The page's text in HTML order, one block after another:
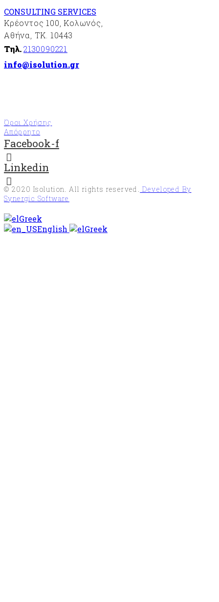
CONSULTING SERVICES
Κρέοντος 100, Κολωνός,
Αθήνα, ΤΚ. 10443
Τηλ.2130090221
info@isolution.gr
Όροι Χρήσης
Απόρρητο
Facebook-f
Linkedin
© 2020 Isolution. All rights reserved. Developed By
Synergic Software
Greek
English
Greek